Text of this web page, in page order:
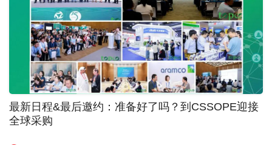
最新日程&最后邀约：准备好了吗？到CSSOPE迎接
全球采购